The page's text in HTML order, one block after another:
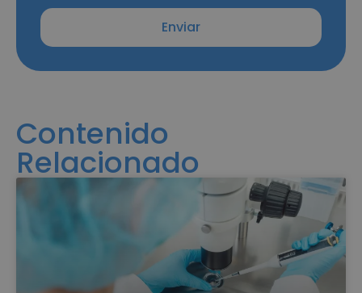
Enviar
Contenido
Relacionado